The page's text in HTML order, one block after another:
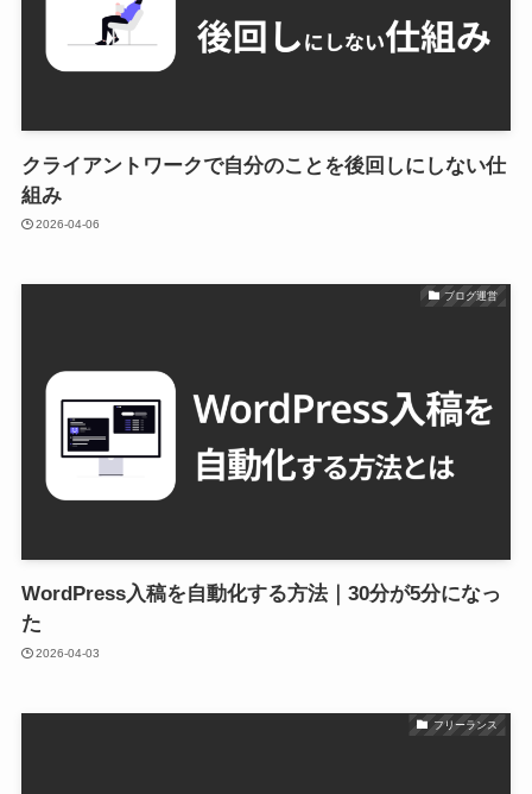
クライアントワークで自分のことを後回しにしない仕
組み
2026-04-06
ブログ運営
WordPress入稿を自動化する方法｜30分が5分になっ
た
2026-04-03
フリーランス